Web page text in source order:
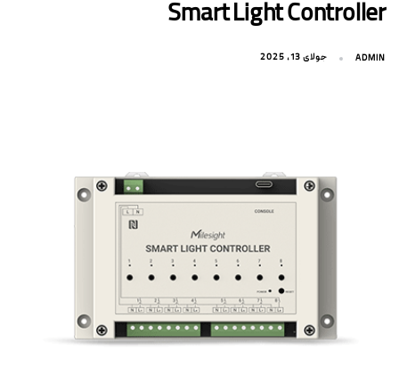
Smart Light Controller
ADMIN جولای 13, 2025